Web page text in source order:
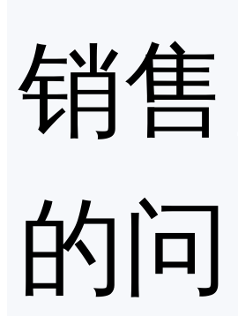
销售
的问